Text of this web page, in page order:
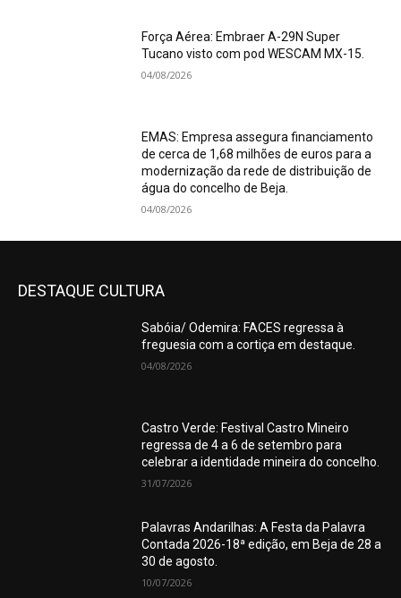
Força Aérea: Embraer A-29N Super
Tucano visto com pod WESCAM MX-15.
04/08/2026
EMAS: Empresa assegura financiamento
de cerca de 1,68 milhões de euros para a
modernização da rede de distribuição de
água do concelho de Beja.
04/08/2026
DESTAQUE CULTURA
Sabóia/ Odemira: FACES regressa à
freguesia com a cortiça em destaque.
04/08/2026
Castro Verde: Festival Castro Mineiro
regressa de 4 a 6 de setembro para
celebrar a identidade mineira do concelho.
31/07/2026
Palavras Andarilhas: A Festa da Palavra
Contada 2026-18ª edição, em Beja de 28 a
30 de agosto.
10/07/2026